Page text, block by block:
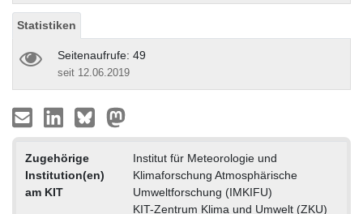
Statistiken
Seitenaufrufe: 49
seit 12.06.2019
Zugehörige
Institution(en)
am KIT
Institut für Meteorologie und
Klimaforschung Atmosphärische
Umweltforschung (IMKIFU)
KIT-Zentrum Klima und Umwelt (ZKU)